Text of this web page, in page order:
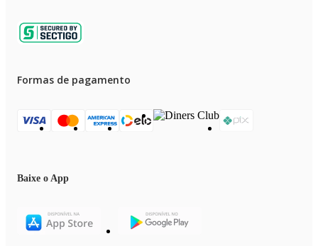
Formas de pagamento
Baixe o App